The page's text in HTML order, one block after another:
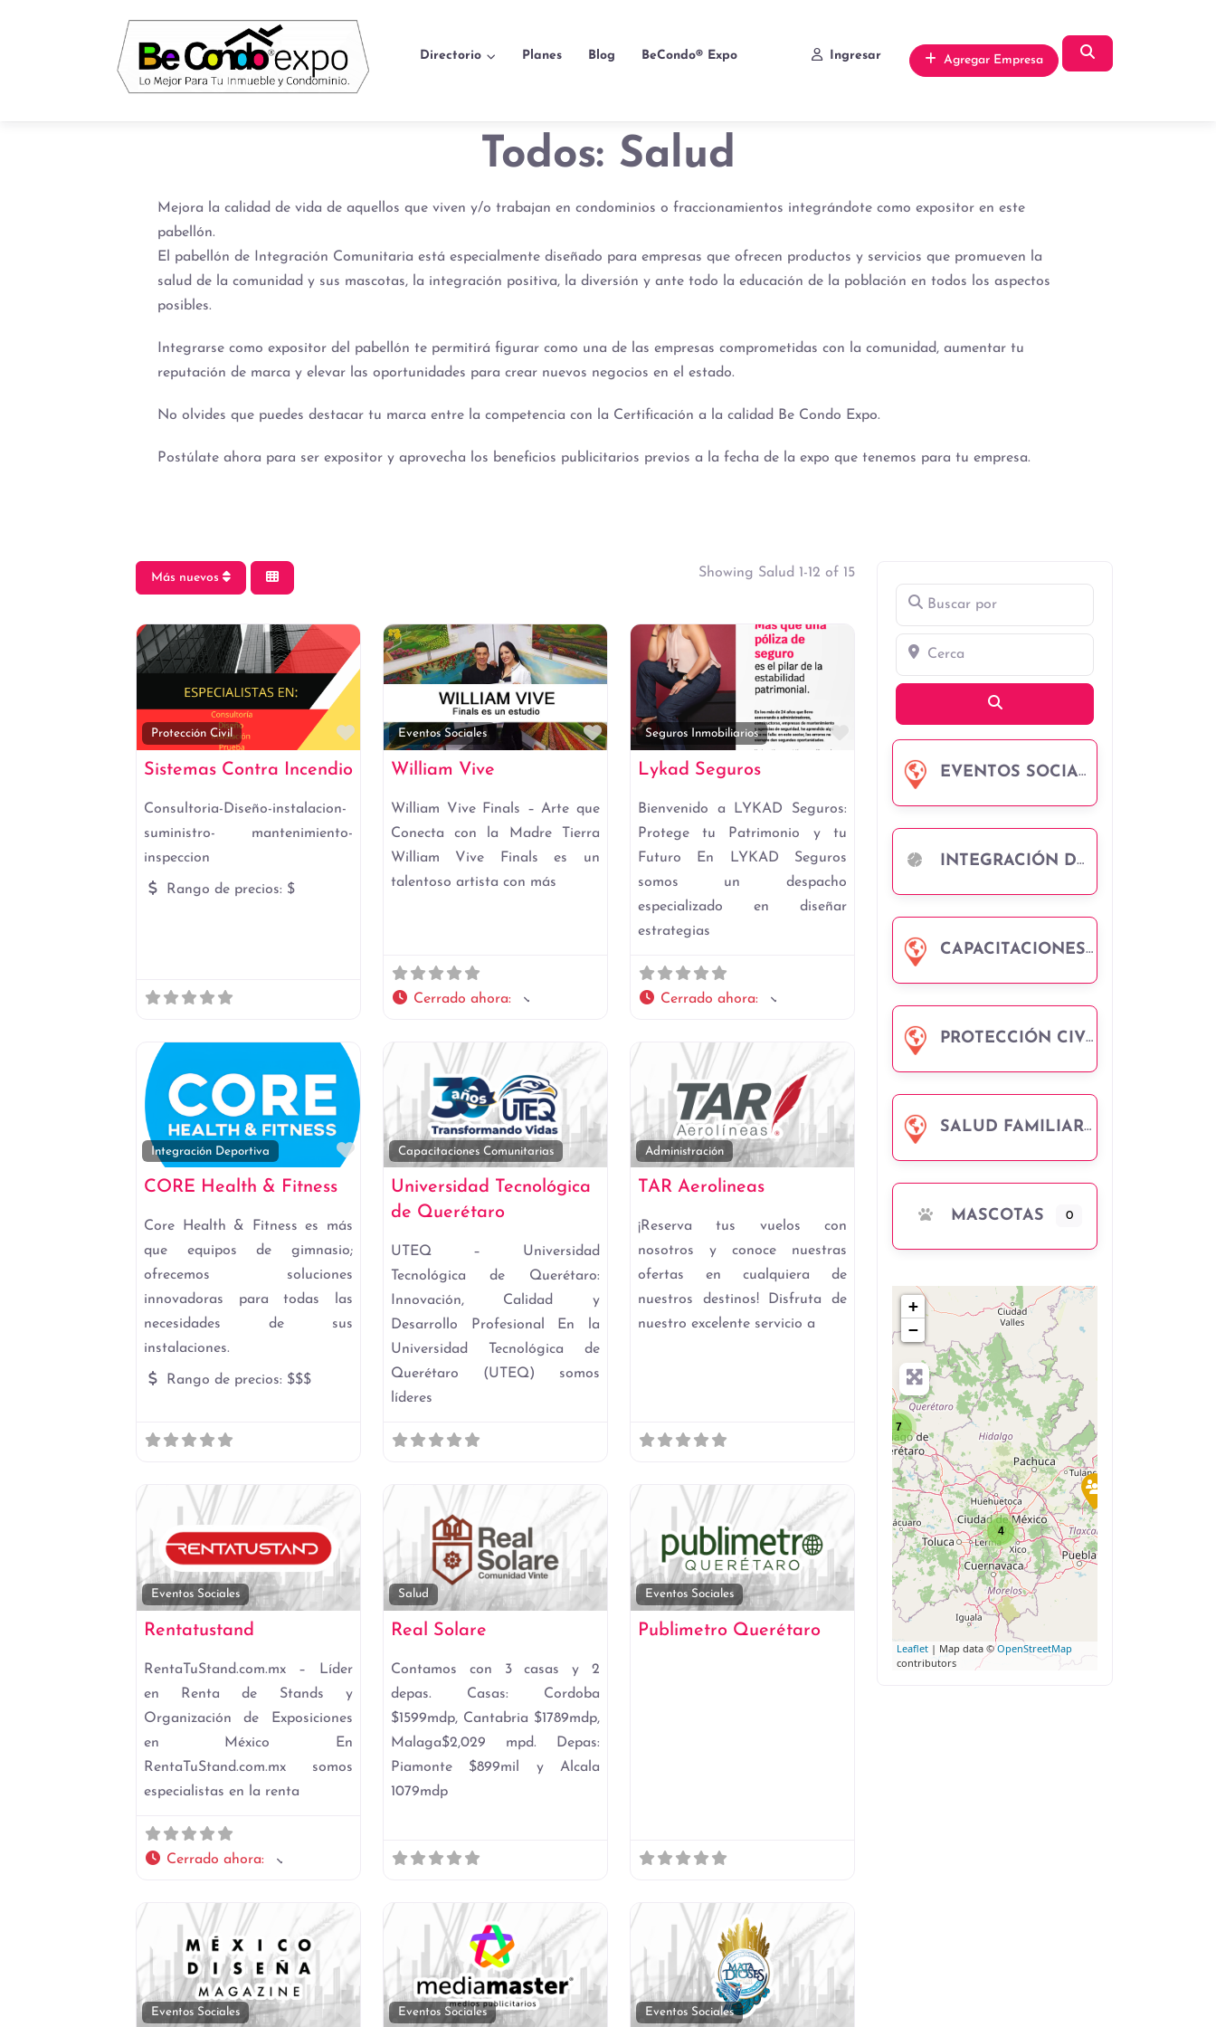
Directorio Planes Blog BeCondo® Expo Ingresar Agregar Empresa
Todos: Salud
Mejora la calidad de vida de aquellos que viven y/o trabajan en condominios o fraccionamientos integrándote como expositor en este
pabellón.
El pabellón de Integración Comunitaria está especialmente diseñado para empresas que ofrecen productos y servicios que promueven la
salud de la comunidad y sus mascotas, la integración positiva, la diversión y ante todo la educación de la población en todos los aspectos
posibles.
Integrarse como expositor del pabellón te permitirá figurar como una de las empresas comprometidas con la comunidad, aumentar tu
reputación de marca y elevar las oportunidades para crear nuevos negocios en el estado.
No olvides que puedes destacar tu marca entre la competencia con la Certificación a la calidad Be Condo Expo.
Postúlate ahora para ser expositor y aprovecha los beneficios publicitarios previos a la fecha de la expo que tenemos para tu empresa.
Buscar por
Cerca
EVENTOS SOCIALES
INTEGRACIÓN DEPORTIVA
CAPACITACIONES COMUNITARIAS
PROTECCIÓN CIVIL
SALUD FAMILIAR
MASCOTAS 0
4
7
+
−
Leaflet | Map data ©OpenStreetMap
contributors
Más nuevos Showing Salud 1-12 of 15
Protección Civil
Favorito
Sistemas Contra Incendio
Consultoria-Diseño-instalacion-
suministro- mantenimiento-
inspeccion
Rango de precios: $
Eventos Sociales
Favorito
William Vive
William Vive Finals – Arte que
Conecta con la Madre Tierra
William Vive Finals es un
talentoso artista con más
Cerrado ahora:
Seguros Inmobiliarios
Lykad Seguros
Bienvenido a LYKAD Seguros:
Protege tu Patrimonio y tu
Futuro En LYKAD Seguros
somos un despacho
especializado en diseñar
estrategias
Cerrado ahora:
Integración Deportiva
Favorito
CORE Health & Fitness
Core Health & Fitness es más
que equipos de gimnasio;
ofrecemos soluciones
innovadoras para todas las
necesidades de sus
instalaciones.
Rango de precios: $$$
Capacitaciones Comunitarias
Favorito
Universidad Tecnológica
de Querétaro
UTEQ – Universidad
Tecnológica de Querétaro:
Innovación, Calidad y
Desarrollo Profesional En la
Universidad Tecnológica de
Querétaro (UTEQ) somos
líderes
Administración
Favorito
TAR Aerolineas
¡Reserva tus vuelos con
nosotros y conoce nuestras
ofertas en cualquiera de
nuestros destinos! Disfruta de
nuestro excelente servicio a
Eventos Sociales
Favorito
Rentatustand
RentaTuStand.com.mx – Líder
en Renta de Stands y
Organización de Exposiciones
en México En
RentaTuStand.com.mx somos
especialistas en la renta
Cerrado ahora:
Salud
Favorito
Real Solare
Contamos con 3 casas y 2
depas. Casas: Cordoba
$1599mdp, Cantabria $1789mdp,
Malaga$2,029 mpd. Depas:
Piamonte $899mil y Alcala
1079mdp
Eventos Sociales
Favorito
Publimetro Querétaro
Eventos Sociales
FavoritoEventos Sociales
FavoritoEventos Sociales